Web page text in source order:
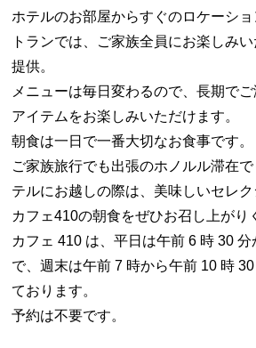
ホテルのお部屋からすぐのロケーシ
トランでは、ご家族全員にお楽しみ
提供。
メニューは毎日変わるので、長期で
アイテムをお楽しみいただけます。
朝食は一日で一番大切なお食事です。
ご家族旅行でも出張のホノルル滞在
テルにお越しの際は、美味しいセレ
カフェ410の朝食をぜひお召し上がり
カフェ 410 は、平日は午前 6 時 30 分
で、週末は午前 7 時から午前 10 時
ております。
予約は不要です。